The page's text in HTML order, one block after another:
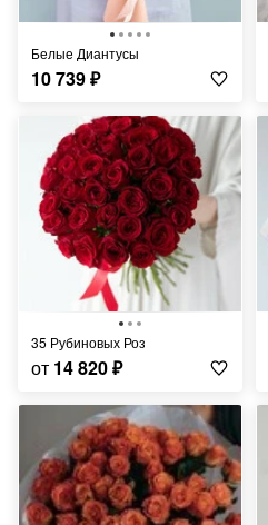
Белые Диантусы
10 739₽
35 Рубиновых Роз
от 14 820₽